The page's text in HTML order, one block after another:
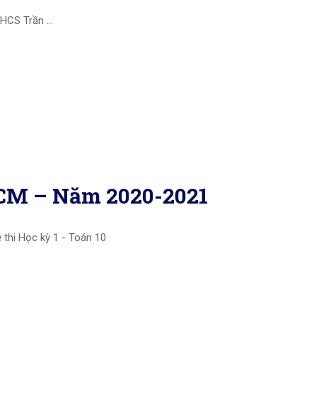
Trần …
– Năm 2020-2021
thi Học kỳ 1 - Toán 10